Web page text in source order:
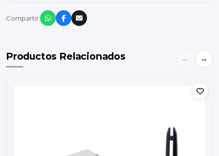
Compartir:
Productos Relacionados ← →